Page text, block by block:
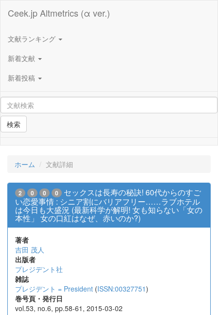
Ceek.jp Altmetrics (α ver.)
文献ランキング
新着文献
新着投稿
検索
ホーム 文献詳細
2 0 0 0
セックスは長寿の秘訣! 60代からのすご
い恋愛事情 : シニア割にバリアフリー……ラブホテル
は今日も大盛況 (最新科学が解明! 女も知らない「女の
本性」 女の口紅はなぜ、赤いのか?)
著者
吉田 茂人
出版者
プレジデント社
雑誌
プレジデント = President (ISSN:00327751)
巻号頁・発行日
vol.53, no.6, pp.58-61, 2015-03-02